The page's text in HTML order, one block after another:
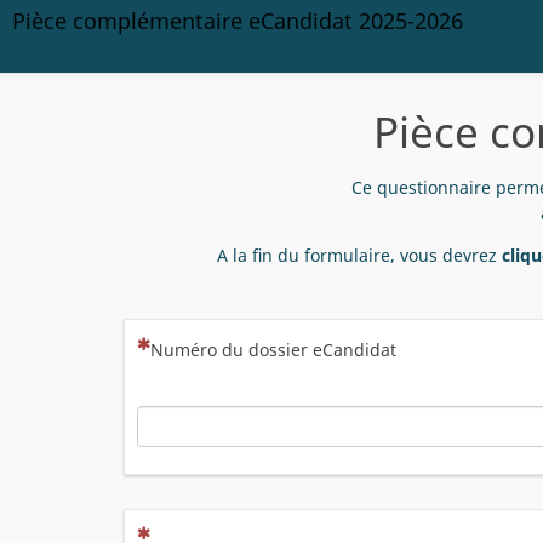
Pièce complémentaire eCandidat 2025-2026
Pièce
Ce questionnaire
A la fin du formulaire, vous devrez
(Cette question est obligatoire)
Numéro du dossier eCandidat
(Cette question est obligatoire)